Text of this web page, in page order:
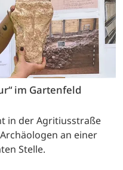
im Gartenfeld
in der Agritiusstraße
an einer
Stelle.